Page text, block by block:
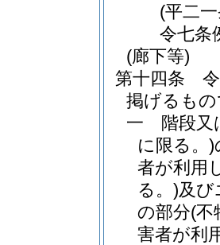
(平二
令七条
(廊下等)
第十四条
掲げるも
一
階段又
に限る。)
者が利用
る。)及び
の部分(不
害者が利